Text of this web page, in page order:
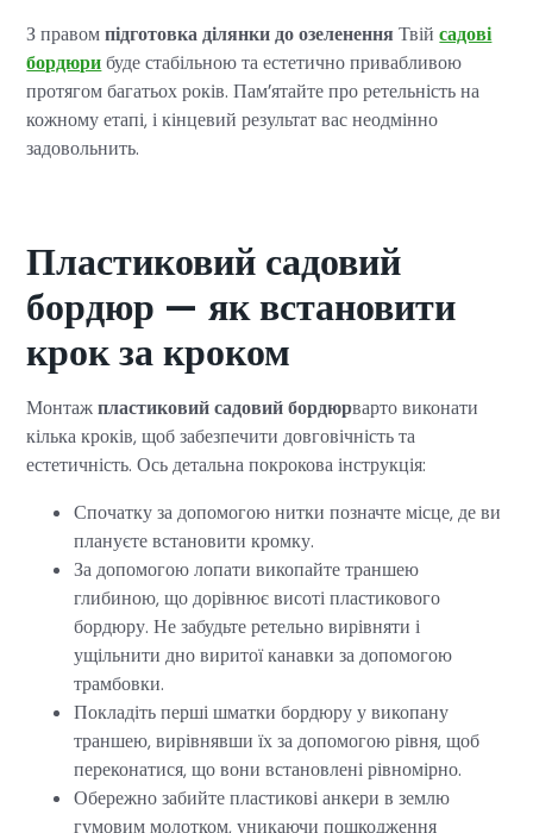
З правомпідготовка ділянки до озеленення Твійсадові
бордюрибуде стабільною та естетично привабливою
протягом багатьох років. Пам’ятайте про ретельність на
кожному етапі, і кінцевий результат вас неодмінно
задовольнить.
Пластиковий садовий
бордюр — як встановити
крок за кроком
Монтажпластиковий садовий бордюрварто виконати
кілька кроків, щоб забезпечити довговічність та
естетичність. Ось детальна покрокова інструкція:
Спочатку за допомогою нитки позначте місце, де ви
плануєте встановити кромку.
За допомогою лопати викопайте траншею
глибиною, що дорівнює висоті пластикового
бордюру. Не забудьте ретельно вирівняти і
ущільнити дно виритої канавки за допомогою
трамбовки.
Покладіть перші шматки бордюру у викопану
траншею, вирівнявши їх за допомогою рівня, щоб
переконатися, що вони встановлені рівномірно.
Обережно забийте пластикові анкери в землю
гумовим молотком, уникаючи пошкодження